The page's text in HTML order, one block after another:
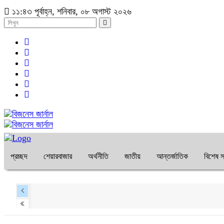
১১:৪৩ পূর্বাহ্ন, শনিবার, ০৮ অগাস্ট ২০২৬
প্রচ্ছদ শেয়ারবাজার অর্থনীতি জাতীয় আন্তর্জাতিক বিশেষ